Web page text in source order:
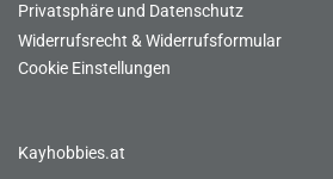
Privatsphäre und Datenschutz
Widerrufsrecht & Widerrufsformular
Cookie Einstellungen
Kayhobbies.at